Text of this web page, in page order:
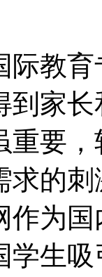
际教
到家
重要
求的
作为
学生